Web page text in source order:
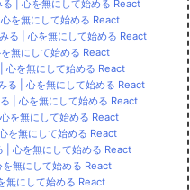
| 心を無にして始める React
を無にして始める React
る | 心を無にして始める React
無にして始める React
を無にして始める React
| 心を無にして始める React
| 心を無にして始める React
を無にして始める React
を無にして始める React
心を無にして始める React
無にして始める React
無にして始める React